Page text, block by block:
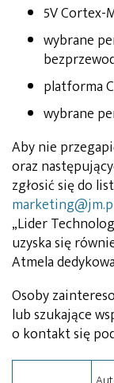
5V Cortex-
wybrane
platforma
wybrane
Aby nie
oraz
zgłosić się do
„Lider
uzyska się
Atmela
Osoby
lub szukające
o kontakt się